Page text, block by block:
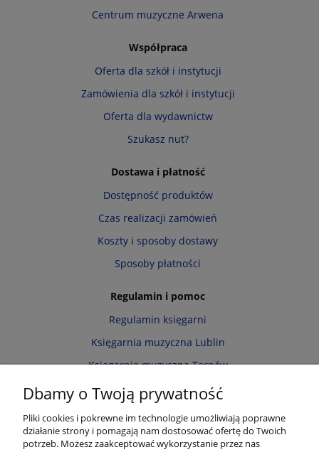
Centrum muzyczne Arwena
Współpraca
Oferta dla szkół i instytucji
Zamówienia dla szkół i instytucji
Oferta dla wydawnictw
Szukasz nut?
Dostawa i płatność
Dostępność produktów
Czas realizacji zamówień
Koszty i sposoby dostawy
Sposoby płatności
Regulamin i pomoc
Regulamin księgarni
Księgarnia muzyczna Lublin
Księgarnia muzyczna Tarnów
Informacja o cookies
Zwroty i reklamacje
Dbamy o Twoją prywatność
Pliki cookies i pokrewne im technologie umożliwiają poprawne
działanie strony i pomagają nam dostosować ofertę do Twoich
potrzeb. Możesz zaakceptować wykorzystanie przez nas